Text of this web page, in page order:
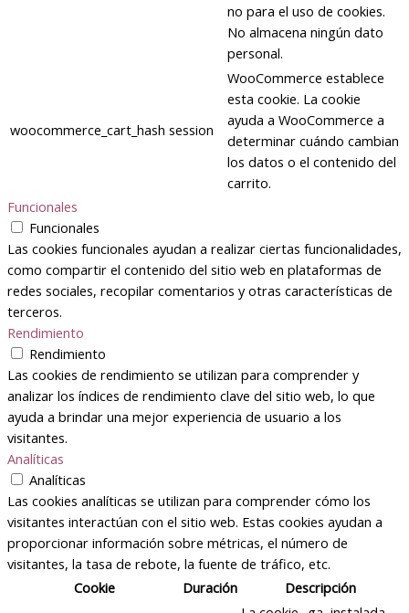
no para el uso de cookies.
No almacena ningún dato
personal.
woocommerce_cart_hash session
WooCommerce establece
esta cookie. La cookie
ayuda a WooCommerce a
determinar cuándo cambian
los datos o el contenido del
carrito.
Funcionales
Funcionales
Las cookies funcionales ayudan a realizar ciertas funcionalidades,
como compartir el contenido del sitio web en plataformas de
redes sociales, recopilar comentarios y otras características de
terceros.
Rendimiento
Rendimiento
Las cookies de rendimiento se utilizan para comprender y
analizar los índices de rendimiento clave del sitio web, lo que
ayuda a brindar una mejor experiencia de usuario a los
visitantes.
Analíticas
Analíticas
Las cookies analíticas se utilizan para comprender cómo los
visitantes interactúan con el sitio web. Estas cookies ayudan a
proporcionar información sobre métricas, el número de
visitantes, la tasa de rebote, la fuente de tráfico, etc.
Cookie
Duración
Descripción